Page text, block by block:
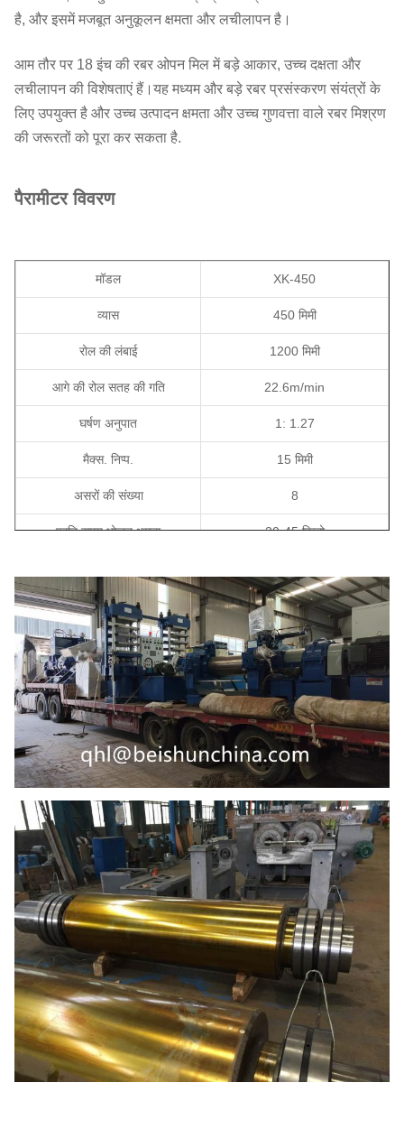
है, और इसमें मजबूत अनुकूलन क्षमता और लचीलापन है।
आम तौर पर 18 इंच की रबर ओपन मिल में बड़े आकार, उच्च दक्षता और
लचीलापन की विशेषताएं हैं।यह मध्यम और बड़े रबर प्रसंस्करण संयंत्रों के
लिए उपयुक्त है और उच्च उत्पादन क्षमता और उच्च गुणवत्ता वाले रबर मिश्रण
की जरूरतों को पूरा कर सकता है.
पैरामीटर विवरण
मॉडल XK-450
व्यास 450 मिमी
रोल की लंबाई 1200 मिमी
आगे की रोल सतह की गति 22.6m/min
घर्षण अनुपात 1: 1.27
मैक्स. निप्प. 15 मिमी
असरों की संख्या 8
प्रति समय भोजन क्षमता 30-45 किलो
रोलर पिच समायोजन विधि विद्युत दूरी
पनीमटिक कटर
शक्ति 55
कुल आयाम 5150×1790×1760 मिमी